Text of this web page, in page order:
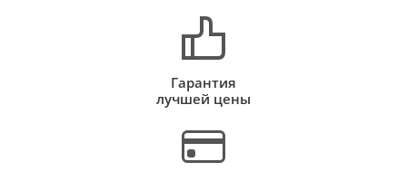
Гарантия
лучшей цены